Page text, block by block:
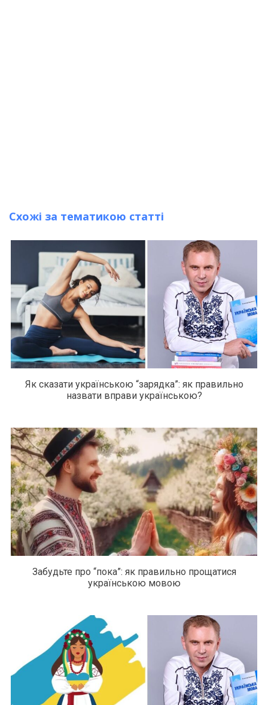
Схожі за тематикою статті
Як сказати українською “зарядка”: як правильно
назвати вправи українською?
Забудьте про “пока”: як правильно прощатися
українською мовою